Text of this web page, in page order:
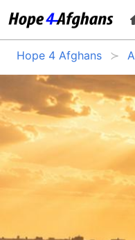
Hope 4 Afghans